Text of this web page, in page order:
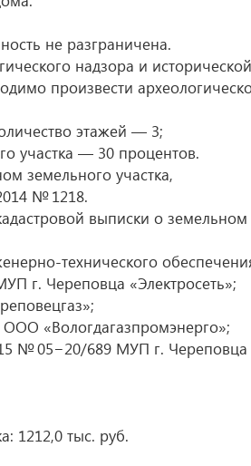
не разграничена.
надзора и исторической
произвести
этажей — 3;
участка — 30 процентов.
земельного участка,
№ 1218.
выписки о земельном
технического
г. Череповца «Электросеть»;
«Вологдагазпромэнерго»;
№ 05−20/689 МУП г. Череповца
1212,0 тыс. руб.